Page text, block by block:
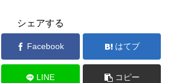
シェアする
Facebook はてブ
LINE コピー